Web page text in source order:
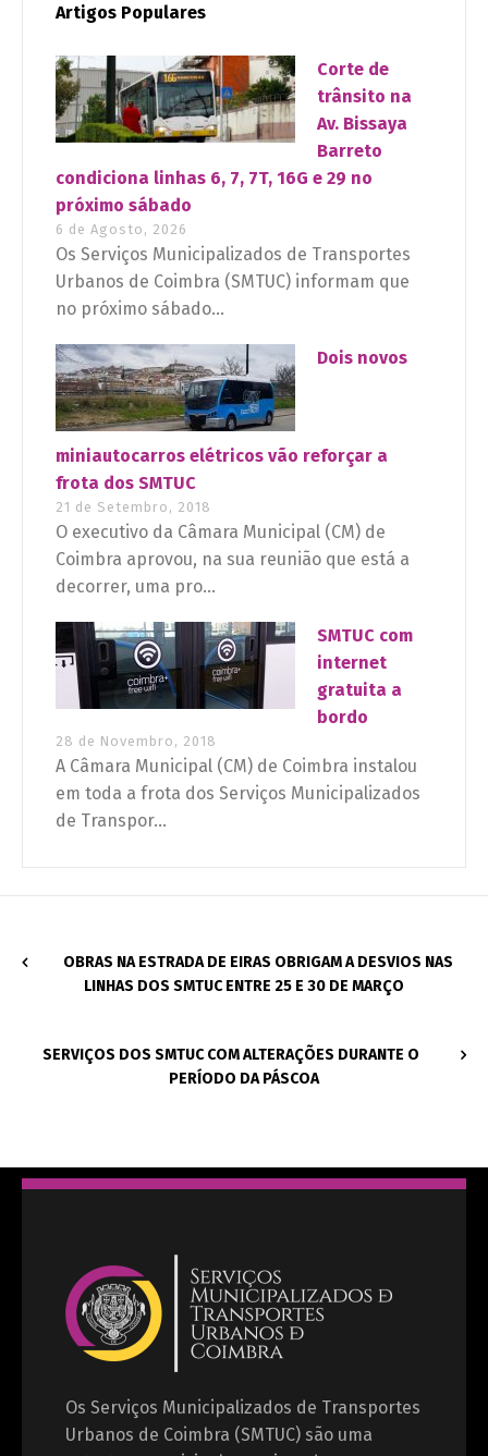
Artigos Populares
Corte de
trânsito na
Av. Bissaya
Barreto
condiciona linhas 6, 7, 7T, 16G e 29 no
próximo sábado
6 de Agosto, 2026
Os Serviços Municipalizados de Transportes
Urbanos de Coimbra (SMTUC) informam que
no próximo sábado...
Dois novos
miniautocarros elétricos vão reforçar a
frota dos SMTUC
21 de Setembro, 2018
O executivo da Câmara Municipal (CM) de
Coimbra aprovou, na sua reunião que está a
decorrer, uma pro...
SMTUC com
internet
gratuita a
bordo
28 de Novembro, 2018
A Câmara Municipal (CM) de Coimbra instalou
em toda a frota dos Serviços Municipalizados
de Transpor...
OBRAS NA ESTRADA DE EIRAS OBRIGAM A DESVIOS NAS
LINHAS DOS SMTUC ENTRE 25 E 30 DE MARÇO
SERVIÇOS DOS SMTUC COM ALTERAÇÕES DURANTE O
PERÍODO DA PÁSCOA
Os Serviços Municipalizados de Transportes
Urbanos de Coimbra (SMTUC) são uma